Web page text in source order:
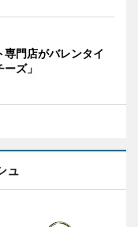
専門店がバレンタイ
ズ」
ュ